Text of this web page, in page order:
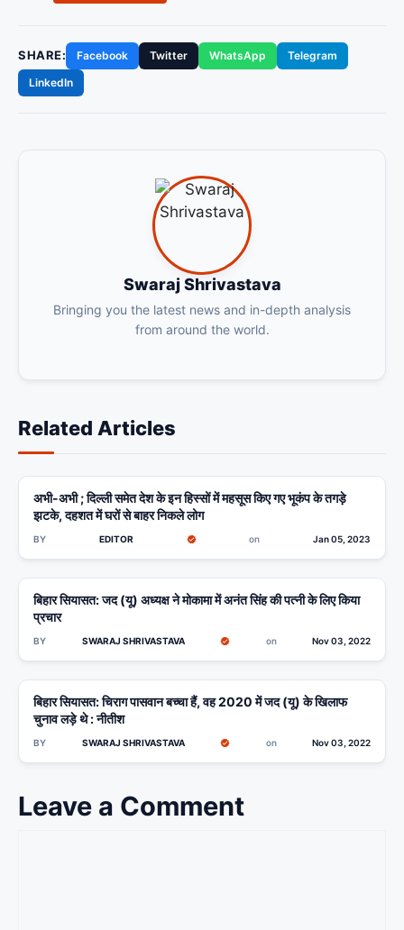
SHARE: Facebook Twitter WhatsApp
Telegram
LinkedIn
Swaraj Shrivastava
Bringing you the latest news and in-depth analysis
from around the world.
Related Articles
BIHAR
अभी-अभी ; दिल्ली समेत देश के इन हिस्सों में महसूस किए गए भूकंप के तगड़े
झटके, दहशत में घरों से बाहर निकले लोग
BY EDITOR on Jan 05, 2023
MUZAFFARPUR
बिहार सियासत: जद (यू) अध्यक्ष ने मोकामा में अनंत सिंह की पत्नी के लिए किया
प्रचार
BY SWARAJ SHRIVASTAVA on Nov 03, 2022
BIHAR
बिहार सियासत: चिराग पासवान बच्चा हैं, वह 2020 में जद (यू) के खिलाफ
चुनाव लड़े थे : नीतीश
BY SWARAJ SHRIVASTAVA on Nov 03, 2022
Leave a Comment